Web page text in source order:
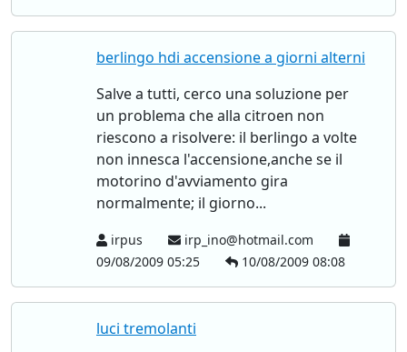
berlingo hdi accensione a giorni alterni
Salve a tutti, cerco una soluzione per
un problema che alla citroen non
riescono a risolvere: il berlingo a volte
non innesca l'accensione,anche se il
motorino d'avviamento gira
normalmente; il giorno...
irpus
irp_ino@hotmail.com
09/08/2009 05:25
10/08/2009 08:08
luci tremolanti